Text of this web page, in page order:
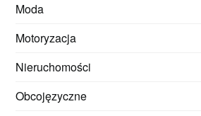
Moda
Motoryzacja
Nieruchomości
Obcojęzyczne